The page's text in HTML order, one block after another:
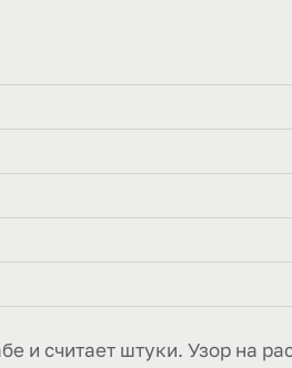
и считает штуки. Узор на